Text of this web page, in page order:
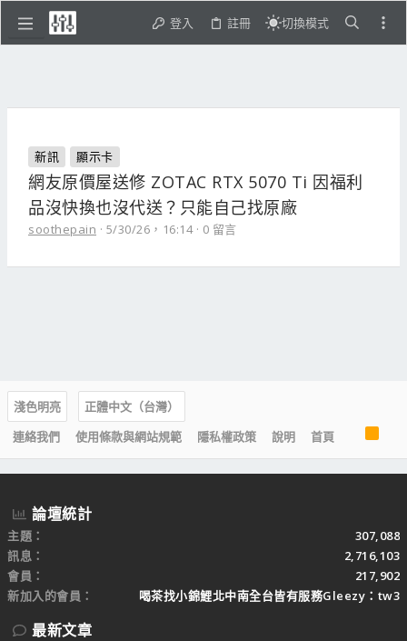
登入 註冊 切換模式
新訊 顯示卡
網友原價屋送修 ZOTAC RTX 5070 Ti 因福利
品沒快換也沒代送？只能自己找原廠
soothepain 5/30/26，16:14 0 留言
淺色明亮
正體中文（台灣）
連絡我們
使用條款與網站規範 隱私權政策 說明 首頁
R
S
S
論壇統計
主題
307,088
訊息
2,716,103
會員
217,902
新加入的會員
喝茶找小錦鯉北中南全台皆有服務Gleezy：tw3
最新文章